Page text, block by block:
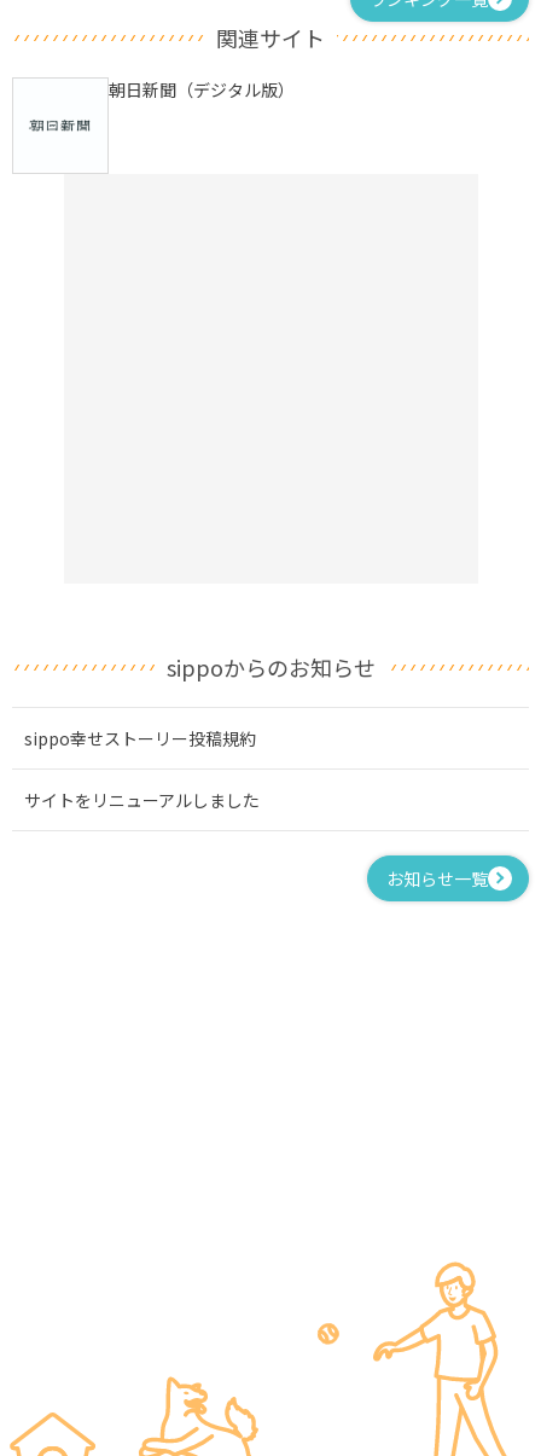
関連サイト
朝日新聞（デジタル版）
sippoからのお知らせ
sippo幸せストーリー投稿規約
サイトをリニューアルしました
お知らせ一覧